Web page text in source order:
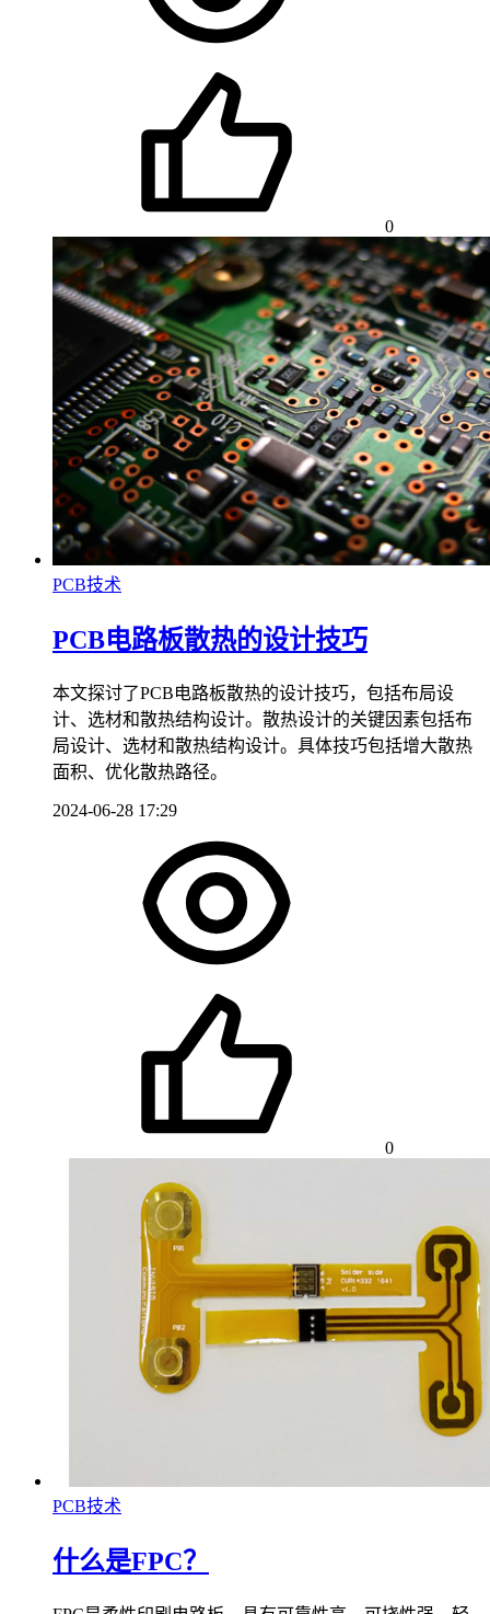
0
PCB技术
PCB电路板散热的设计技巧
本文探讨了PCB电路板散热的设计技巧，包括布局设
计、选材和散热结构设计。散热设计的关键因素包括布
局设计、选材和散热结构设计。具体技巧包括增大散热
面积、优化散热路径。
2024-06-28 17:29
0
PCB技术
什么是FPC？